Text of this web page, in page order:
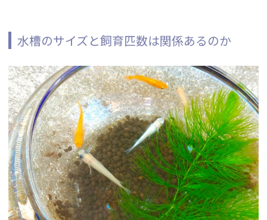
水槽のサイズと飼育匹数は関係あるのか